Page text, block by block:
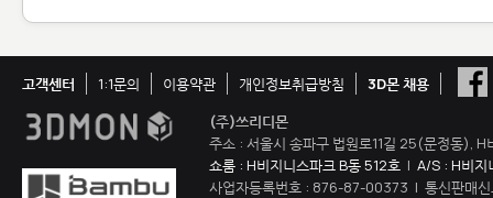
고객센터 1:1문의 이용약관 개인정보취급방침
3D몬 채용
(주)쓰리디몬
주소 : 서울시 송파구 법원로11길 25(문정동),
쇼룸 : H비지니스파크 B동 512호 | A/S : H비지
사업자등록번호 : 876-87-00373 | 통신판매